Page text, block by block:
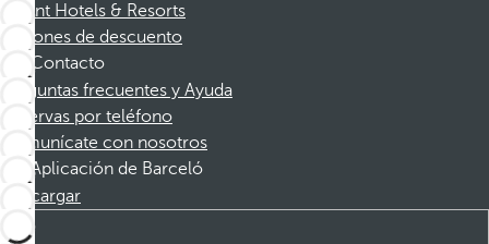
Dorint Hotels & Resorts
Cupones de descuento
Contacto
Preguntas frecuentes y Ayuda
Reservas por teléfono
Comunícate con nosotros
Aplicación de Barceló
Descargar